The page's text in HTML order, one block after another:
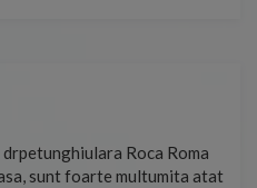
Roca Roma
sunt foarte multumita atat